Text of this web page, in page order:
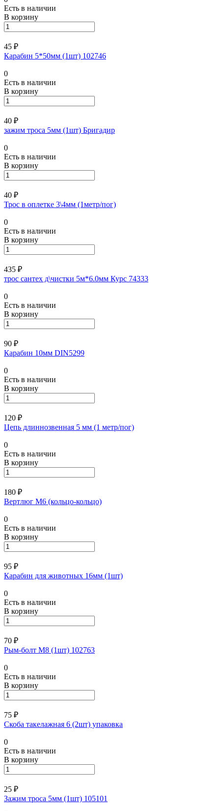
Есть в наличии
В корзину
45 ₽
Карабин 5*50мм (1шт) 102746
0
Есть в наличии
В корзину
40 ₽
зажим троса 5мм (1шт) Бригадир
0
Есть в наличии
В корзину
40 ₽
Трос в оплетке 3\4мм (1метр/пог)
0
Есть в наличии
В корзину
435 ₽
трос сантех д\чистки 5м*6.0мм Курс 74333
0
Есть в наличии
В корзину
90 ₽
Карабин 10мм DIN5299
0
Есть в наличии
В корзину
120 ₽
Цепь длиннозвенная 5 мм (1 метр/пог)
0
Есть в наличии
В корзину
180 ₽
Вертлюг М6 (кольцо-кольцо)
0
Есть в наличии
В корзину
95 ₽
Карабин для животных 16мм (1шт)
0
Есть в наличии
В корзину
70 ₽
Рым-болт М8 (1шт) 102763
0
Есть в наличии
В корзину
75 ₽
Скоба такелажная 6 (2шт) упаковка
0
Есть в наличии
В корзину
25 ₽
Зажим троса 5мм (1шт) 105101